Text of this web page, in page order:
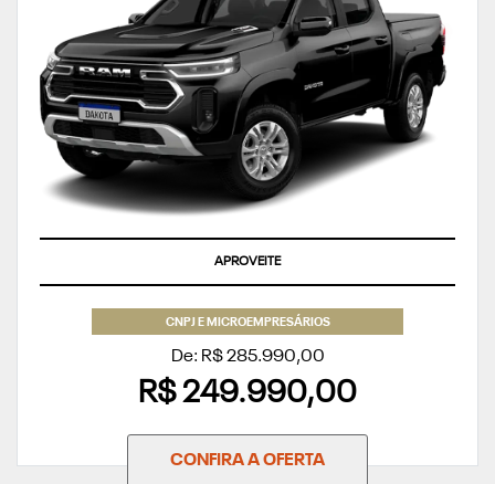
APROVEITE
CNPJ E MICROEMPRESÁRIOS
De: R$ 285.990,00
R$ 249.990,00
CONFIRA A OFERTA